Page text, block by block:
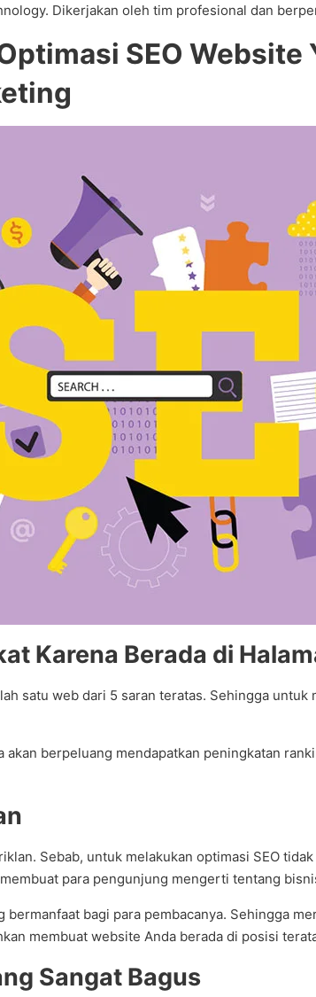
Dikerjakan oleh tim profesional dan
SEO
Karena Berada di
satu web dari 5 saran teratas. Sehingga
berpeluang mendapatkan peningkatan
Sebab, untuk melakukan optimasi SEO
para pengunjung mengerti tentang
bagi para pembacanya. Sehingga
membuat website Anda berada di posisi
Sangat Bagus